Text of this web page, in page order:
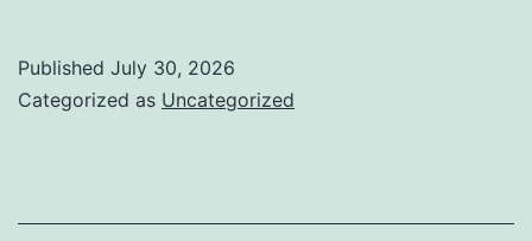
Published July 30, 2026
Categorized as Uncategorized